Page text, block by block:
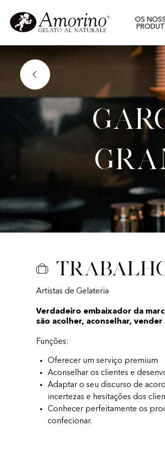
OS
Artistas de Gelateria
Verdadeiro embaixador da
são acolher, aconselhar,
Funções:
Oferecer um serviço premium
Aconselhar os clientes e
Adaptar o seu discurso de
incertezas e hesitações dos
Conhecer perfeitamente os
confecionar.